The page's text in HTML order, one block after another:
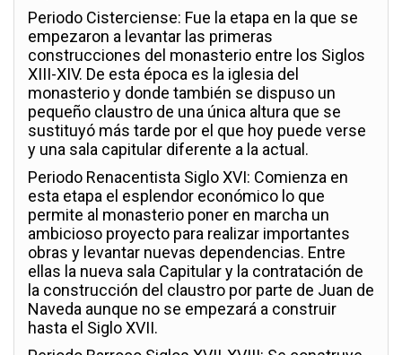
Periodo Cisterciense: Fue la etapa en la que se
empezaron a levantar las primeras
construcciones del monasterio entre los Siglos
XIII-XIV. De esta época es la iglesia del
monasterio y donde también se dispuso un
pequeño claustro de una única altura que se
sustituyó más tarde por el que hoy puede verse
y una sala capitular diferente a la actual.
Periodo Renacentista Siglo XVI: Comienza en
esta etapa el esplendor económico lo que
permite al monasterio poner en marcha un
ambicioso proyecto para realizar importantes
obras y levantar nuevas dependencias. Entre
ellas la nueva sala Capitular y la contratación de
la construcción del claustro por parte de Juan de
Naveda aunque no se empezará a construir
hasta el Siglo XVII.